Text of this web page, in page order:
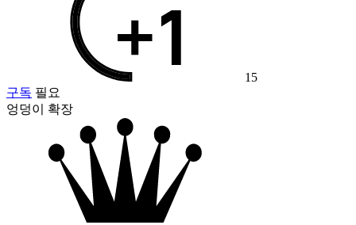
15
구독 필요
엉덩이 확장